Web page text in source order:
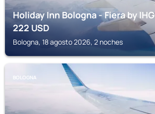
Holiday Inn Bologna - Fiera by IHG
222USD
Bologna, 18 agosto 2026, 2 noches
BOLOGNA